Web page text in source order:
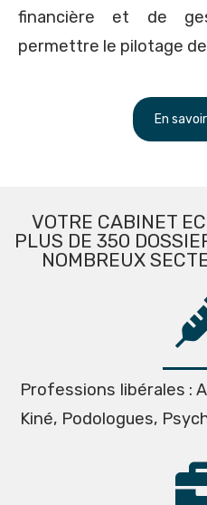
financière et de
permettre le pilotage
En
VOTRE CABINET
PLUS DE 350
NOMBREUX
Professions libérales :
Kiné, Podologues,